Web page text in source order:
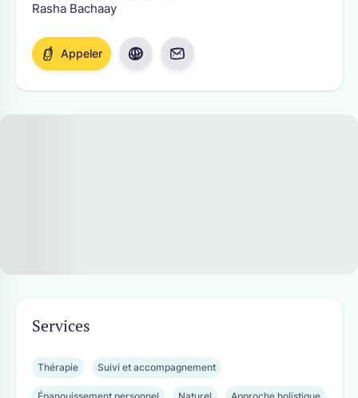
Rasha Bachaay
Appeler Visiter le site internet
Services
Thérapie Suivi et accompagnement